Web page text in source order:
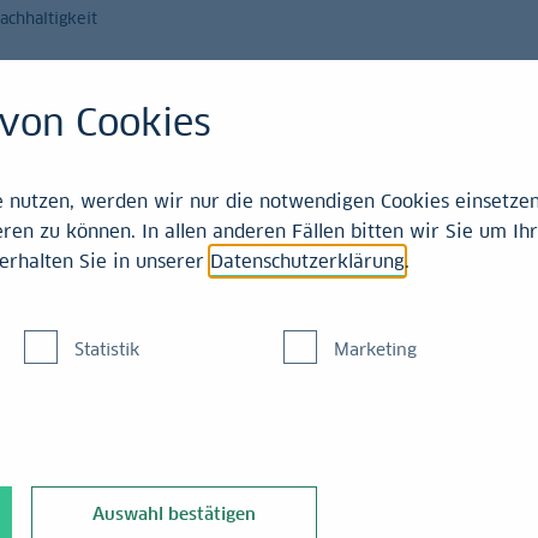
Sie
spendabel.
– als Privatperson,
Cookies
nutzen, werden wir nur die notwendigen Cookies
zu können. In allen anderen Fällen bitten wir Sie um
Sie in unserer Datenschutzerklärung.
Statistik Marketing
Auswahl bestätigen